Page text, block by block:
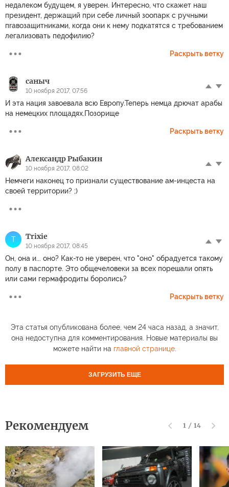
недалеком будущем, я уверен. Интересно, что скажет наш
президент, держащий при себе личный зоопарк с ручными
пrавозащитниками, когда они к нему подкатятся с требованием
легализовать педофилию?
Раскрыть ветку
саныч
10 ноября 2017, 07:56
И эта нация завоевала всю Европу.Теперь немца дрючат арабы
на немецких площадях.Позорище
Раскрыть ветку
Александр Рыбакин
10 ноября 2017, 08:02
Немчеги наконец то признали существование ам-инцеста на
своей территории? ;)
T Trixie
10 ноября 2017, 08:45
Он, она и... оно? Как-то не уверен, что "оно" обрадуется такому
полу в паспорте. Это общечеловеки за всех порешали опять
или сами гермафродиты боролись?
Раскрыть ветку
Эта статья опубликована более, чем 24 часа назад, а значит,
она недоступна для комментирования. Новые материалы вы
можете найти на главной странице.
ЗАГРУЗИТЬ ЕЩЕ
Рекомендуем 1 / 14